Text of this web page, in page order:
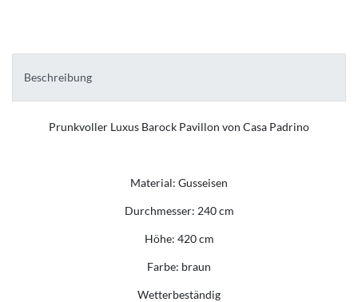
Beschreibung
Prunkvoller Luxus Barock Pavillon von Casa Padrino
Material: Gusseisen
Durchmesser: 240 cm
Höhe: 420 cm
Farbe: braun
Wetterbeständig